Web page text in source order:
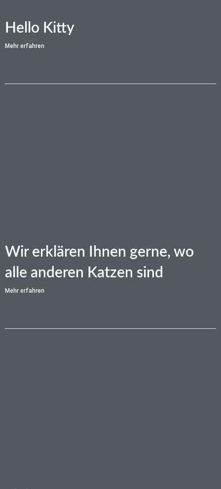
Hello Kitty
Mehr erfahren
Wir erklären Ihnen gerne, wo
alle anderen Katzen sind
Mehr erfahren